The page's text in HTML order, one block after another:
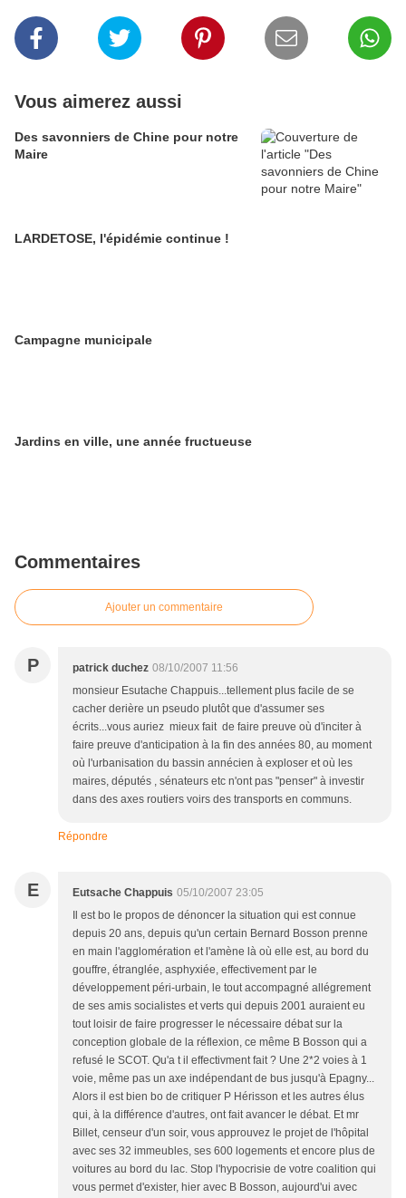
Vous aimerez aussi
Des savonniers de Chine pour notre
Maire
LARDETOSE, l'épidémie continue !
Campagne municipale
Jardins en ville, une année fructueuse
Commentaires
Ajouter un commentaire
P patrick duchez 08/10/2007 11:56
monsieur Esutache Chappuis...tellement plus facile de se
cacher derière un pseudo plutôt que d'assumer ses
écrits...vous auriez mieux fait de faire preuve où d'inciter à
faire preuve d'anticipation à la fin des années 80, au moment
où l'urbanisation du bassin annécien à exploser et où les
maires, députés , sénateurs etc n'ont pas "penser" à investir
dans des axes routiers voirs des transports en communs.
Répondre
E Eutsache Chappuis 05/10/2007 23:05
Il est bo le propos de dénoncer la situation qui est connue
depuis 20 ans, depuis qu'un certain Bernard Bosson prenne
en main l'agglomération et l'amène là où elle est, au bord du
gouffre, étranglée, asphyxiée, effectivement par le
développement péri-urbain, le tout accompagné allégrement
de ses amis socialistes et verts qui depuis 2001 auraient eu
tout loisir de faire progresser le nécessaire débat sur la
conception globale de la réflexion, ce même B Bosson qui a
refusé le SCOT. Qu'a t il effectivment fait ? Une 2*2 voies à 1
voie, même pas un axe indépendant de bus jusqu'à Epagny...
Alors il est bien bo de critiquer P Hérisson et les autres élus
qui, à la différence d'autres, ont fait avancer le débat. Et mr
Billet, censeur d'un soir, vous approuvez le projet de l'hôpital
avec ses 32 immeubles, ses 600 logements et encore plus de
voitures au bord du lac. Stop l'hypocrisie de votre coalition qui
vous permet d'exister, hier avec B Bosson, aujourd'ui avec